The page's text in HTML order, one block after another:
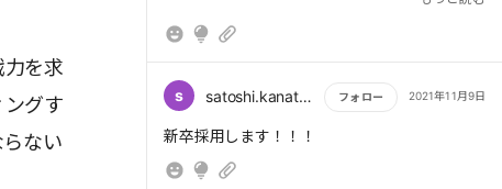
を求
グす
ない
> 同時に、組織としての柔軟性も重要だ。離職
する社員は「上司とウマが合わない」「いまの
仕事が自分に合っていない」といった不満を抱
えている。早期離脱を防ぐためには、「逃げ
場」を用意してあげるのが効果的である。
「ただでさえ学生を集めることに四苦八苦して
しまったら余計に人が集まらないのでは?」と
観が最初からマッチする学生を求めるのではな
く、採用活動を通して会社のビジョンなどを語
s satoshi.kanatani フォロー 2021年11月9日
もっと読む
新卒採用します！！！